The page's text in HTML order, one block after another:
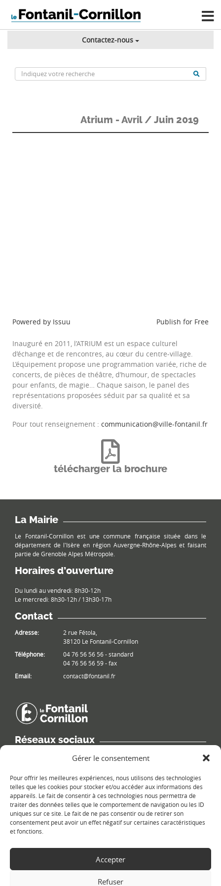
Gérer le consentement
Pour offrir les meilleures expériences, nous utilisons des technologies
telles que les cookies pour stocker et/ou accéder aux informations des
appareils. Le fait de consentir à ces technologies nous permettra de
traiter des données telles que le comportement de navigation ou les ID
uniques sur ce site. Le fait de ne pas consentir ou de retirer son
consentement peut avoir un effet négatif sur certaines caractéristiques
et fonctions.
Accepter
Refuser
Contactez-nous
Atrium - Avril / Juin 2019
Powered by Issuu Publish for Free
Inauguré en 2011, l’ATRIUM est un espace culturel
d’échange et de rencontres, au cœur du centre-village.
L’équipement propose une programmation variée, riche de
concerts, de pièces de théâtre, d’humour, de spectacles
pour enfants, de magie… Chaque saison, le panel des
représentations proposées séduit par sa qualité et sa
diversité.
Pour tout renseignement : communication@ville-fontanil.fr
télécharger la brochure
La Mairie
Le Fontanil-Cornillon est une commune française située dans le
département de l'Isère en région Auvergne-Rhône-Alpes et faisant
partie de Grenoble Alpes Métropole.
Horaires d’ouverture
Du lundi au vendredi: 8h30-12h
Le mercredi: 8h30-12h / 13h30-17h
Contact
Adresse:
2 rue Fétola,
38120 Le Fontanil-Cornillon
Téléphone:
04 76 56 56 56 - standard
04 76 56 56 59 - fax
Email:
contact@fontanil.fr
Réseaux sociaux
Retrouvez les informations de la commune sur différents réseaux
Le plan du site